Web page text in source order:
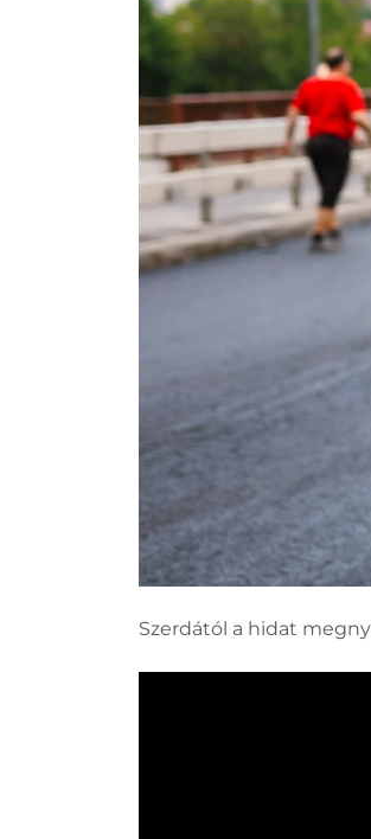
Szerdától a hidat